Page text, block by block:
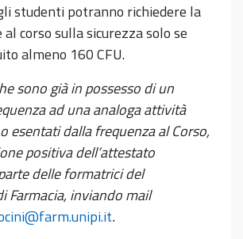
studenti potranno richiedere la
corso sulla sicurezza solo se
almeno 160 CFU.
sono già in possesso di un
ad una analoga attività
esentati dalla frequenza al Corso,
positiva dell’attestato
delle formatrici del
Farmacia, inviando mail
.